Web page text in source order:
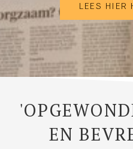
LEES HIER
EN